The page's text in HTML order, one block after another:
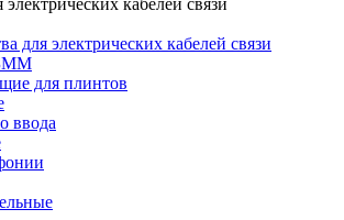
кабелей связи
для электрических кабелей связи
для плинтов
ввода